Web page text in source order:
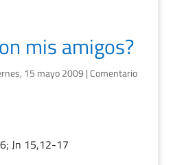
mis amigos?
15 mayo 2009 |Comentario
Jn 15,12-17